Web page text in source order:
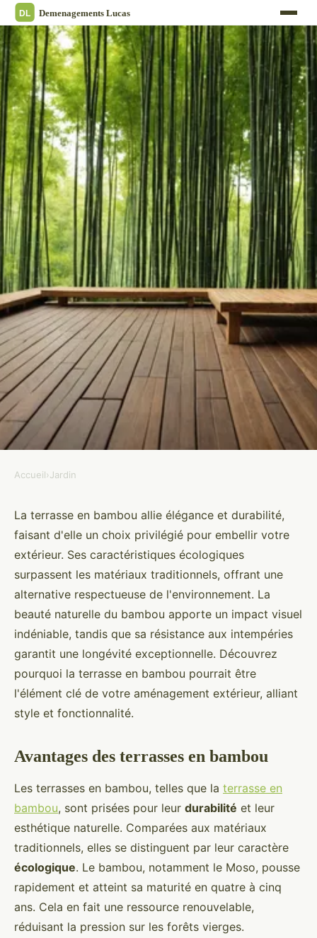
Terrasse bambou : élégance et
durabilité pour votre extérieur
Ismaël•6 octobre 2024•3 min de lecture
Accueil›Jardin
La terrasse en bambou allie élégance et durabilité,
faisant d'elle un choix privilégié pour embellir votre
extérieur. Ses caractéristiques écologiques
surpassent les matériaux traditionnels, offrant une
alternative respectueuse de l'environnement. La
beauté naturelle du bambou apporte un impact visuel
indéniable, tandis que sa résistance aux intempéries
garantit une longévité exceptionnelle. Découvrez
pourquoi la terrasse en bambou pourrait être
l'élément clé de votre aménagement extérieur, alliant
style et fonctionnalité.
Avantages des terrasses en bambou
Les terrasses en bambou, telles que la terrasse en
bambou, sont prisées pour leur durabilité et leur
esthétique naturelle. Comparées aux matériaux
traditionnels, elles se distinguent par leur caractère
écologique. Le bambou, notamment le Moso, pousse
rapidement et atteint sa maturité en quatre à cinq
ans. Cela en fait une ressource renouvelable,
réduisant la pression sur les forêts vierges.